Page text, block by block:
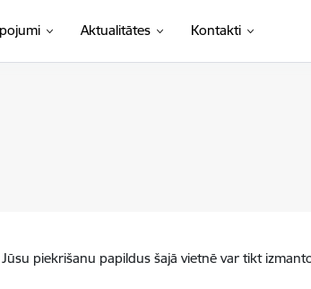
Aktualitātes Kontakti
piekrišanu papildus šajā vietnē var tikt